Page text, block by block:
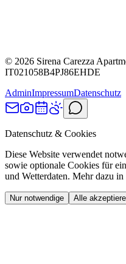
© 2026 Sirena Carezza
IT021058B4PJ86EHDE
AdminImpressumDatenschutz
Datenschutz & Cookies
Diese Website verwendet
sowie optionale Cookies für
und Wetterdaten. Mehr dazu in
Nur notwendige Alle